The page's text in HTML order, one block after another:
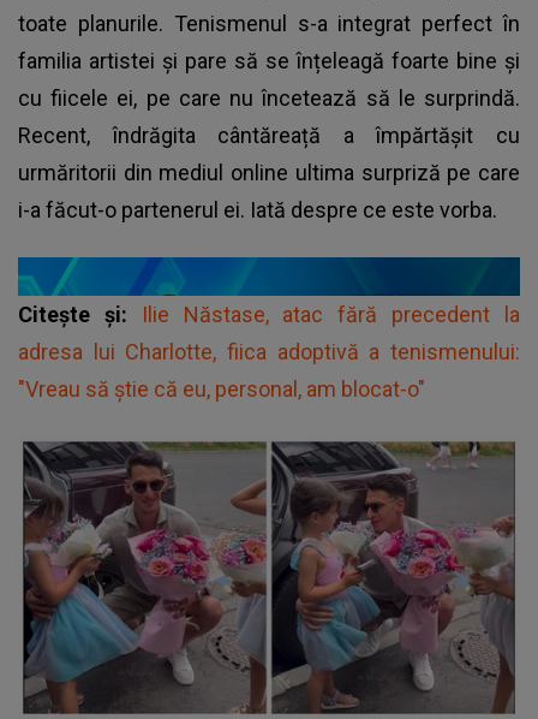
toate planurile. Tenismenul s-a integrat perfect în
familia artistei și pare să se înțeleagă foarte bine și
cu fiicele ei, pe care nu încetează să le surprindă.
Recent, îndrăgita cântăreață a împărtășit cu
urmăritorii din mediul online ultima surpriză pe care
i-a făcut-o partenerul ei. Iată despre ce este vorba.
Citește și:
Ilie Năstase, atac fără precedent la
adresa lui Charlotte, fiica adoptivă a tenismenului:
"Vreau să știe că eu, personal, am blocat-o"